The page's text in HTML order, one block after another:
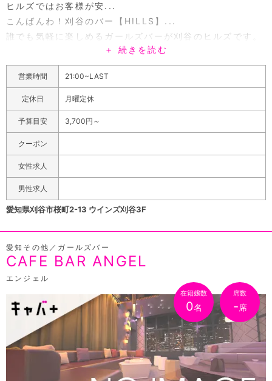
ヒルズではお客様が安...
こんばんわ！刈谷のバー【HILLS】...
誰でも気軽に楽しめるガールズバーが刈谷のヒルズです。
当店自慢の可愛い女の子達が皆様をお出迎え!!カウンター
席でゆっくり彼女達との会話をお楽しみ下さい♪当店にし
かない楽しめるイベントも盛りだくさん!!イベント情報は
女の子のブログやポケパラのイベント情報をチェックして
みてください。21時からの営業なので宴会後の2次会、3
次会に最適!しかも遅くまで営業しているので終電後でも
大丈夫♪また女性のお客様も大歓迎です!!女性のお客様は
さらにお得にご利用頂けます!
＋ 続きを読む
営業時間 21:00~LAST
定休日 月曜定休
予算目安 3,700円～
クーポン
女性求人
男性求人
愛知県刈谷市桜町2-13 ウインズ刈谷3F
愛知その他／ガールズバー
CAFE BAR ANGEL
エンジェル
在籍嬢数
0名
席数
-席